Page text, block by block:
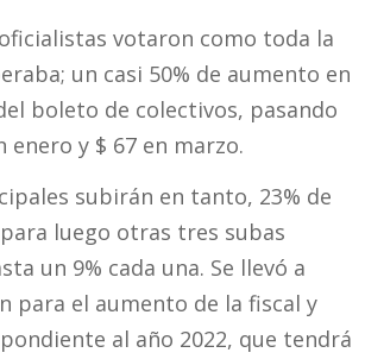
votaron como toda la
un casi 50% de aumento en
boleto de colectivos, pasando
enero y $ 67 en marzo.
subirán en tanto, 23% de
luego otras tres subas
un 9% cada una. Se llevó a
para el aumento de la fiscal y
al año 2022, que tendrá